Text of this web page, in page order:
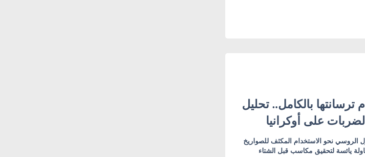
بالكامل.. تحليل
على أوكرانيا
الروسي نحو الاستخدام المكثف للصواريخ
يائسة لتحقيق مكاسب قبل الشتاء